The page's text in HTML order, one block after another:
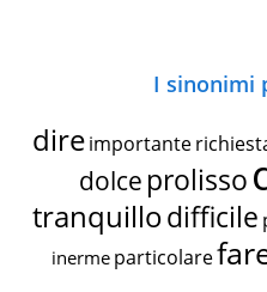
I sinonimi
dire importante
dolce prolisso
tranquillodifficile
inerme particolare